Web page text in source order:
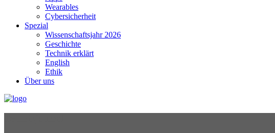
Wearables
Cybersicherheit
Spezial
Wissenschaftsjahr 2026
Geschichte
Technik erklärt
English
Ethik
Über uns